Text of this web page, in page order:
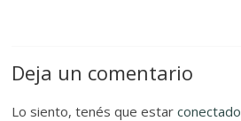
Deja un comentario
Lo siento, tenés que estarconectado